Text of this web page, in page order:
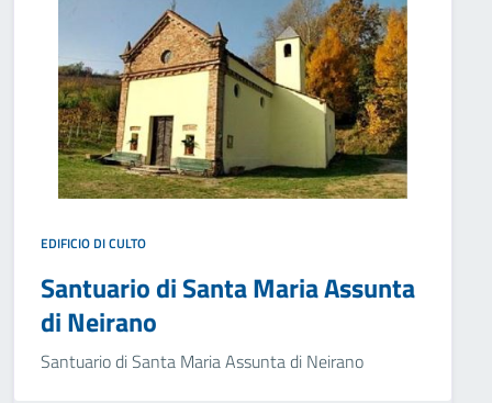
EDIFICIO DI CULTO
Santuario di Santa Maria Assunta
di Neirano
Santuario di Santa Maria Assunta di Neirano